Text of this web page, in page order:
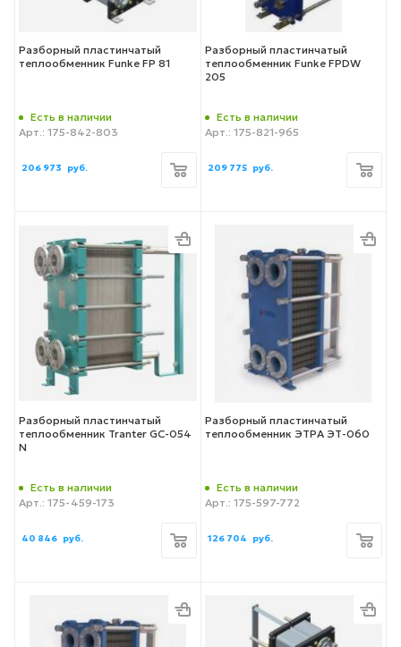
Разборный пластинчатый
теплообменник Funke FP 81
Есть в наличии
Арт.: 175-842-803
206 973 руб.
Разборный пластинчатый
теплообменник Funke FPDW
205
Есть в наличии
Арт.: 175-821-965
209 775 руб.
Разборный пластинчатый
теплообменник Tranter GC-054
N
Есть в наличии
Арт.: 175-459-173
40 846 руб.
Разборный пластинчатый
теплообменник ЭТРА ЭТ-060
Есть в наличии
Арт.: 175-597-772
126 704 руб.